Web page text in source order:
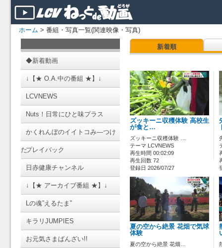
ホーム > 番組・写真一覧(関連映像・写真)
◆新着動画
↓【★ O.A.中の番組 ★】↓
LCVNEWS
Nuts！日常にひと味プラス
かくれんぼのイイトコみ―つけ
たプレイバック
日赤健康チャンネル
↓【★ アーカイブ番組 ★】↓
Lの魂”えるたま”
キラリJUMPIES
お元気さまばんざい!!
新着順
ズッキーニ収穫体験 高校生
が食と…
ズッキーニ収穫体験 …
テーマ LCVNEWS
再生時間 00:02:09
再生回数 72
登録日 2026/07/27
夏の空から絶景 花畑で気球
体験
夏の空から絶景 花畑…